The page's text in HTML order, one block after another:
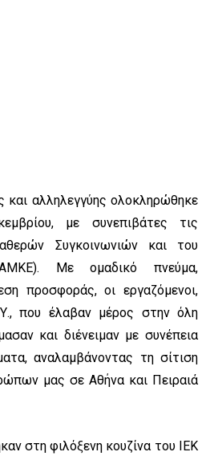
και αλληλεγγύης ολοκληρώθηκε
με συνεπιβάτες τις
Συγκοινωνιών και του
Με ομαδικό πνεύμα,
προσφοράς, οι εργαζόμενοι,
που έλαβαν μέρος στην όλη
και διένειμαν με συνέπεια
αναλαμβάνοντας τη σίτιση
μας σε Αθήνα και Πειραιά
στη φιλόξενη κουζίνα του ΙΕΚ